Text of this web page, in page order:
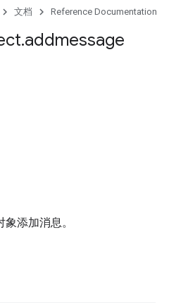
文档 Reference Documentation
.addmessage
添加消息。